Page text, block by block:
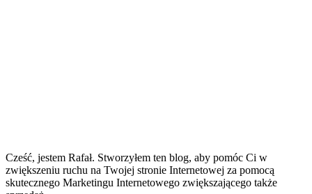
Cześć, jestem Rafał. Stworzyłem ten blog, aby pomóc Ci w
zwiększeniu ruchu na Twojej stronie Internetowej za pomocą
skutecznego Marketingu Internetowego zwiększającego także